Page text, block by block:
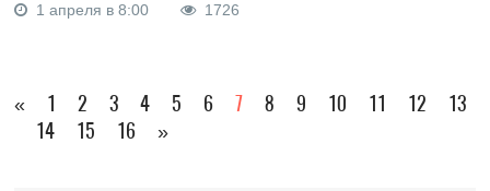
1 апреля в 8:00 1726
« 1 2 3 4 5 6 7 8 9 10 11 12
13
14
15 16 »